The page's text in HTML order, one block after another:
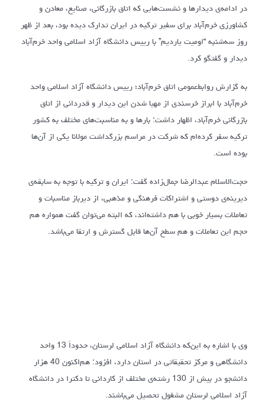
در ادامه‌ی دیدارها و نشست‌هایی که اتاق بازرگانی، صنایع، معادن و
کشاورزی خرم‌آباد برای سفیر ترکیه در ایران تدارک دیده بود، بعد از ظهر
روز سه‌شنبه “اومیت یاردیم” با رییس دانشگاه آزاد اسلامی واحد خرم‌آباد
دیدار و گفتگو کرد.
به گزارش روابط‌عمومی اتاق خرم‌آباد؛ رییس دانشگاه آزاد اسلامی واحد
خرم‌آباد با ابراز خرسندی از مهیا شدن این دیدار و قدردانی از اتاق
بازرگانی خرم‌آباد، اظهار داشت: بارها و به مناسبت‌های مختلف به کشور
ترکیه سفر کرده‌ام که شرکت در مراسم بزرگداشت مولانا یکی از آن‌ها
بوده است.
حجت‌الاسلام عبدالرضا جمال‌زاده گفت: ایران و ترکیه با توجه به سابقه‌ی
دیرینه‌ی دوستی و اشتراکات فرهنگی و مذهبی، از دیرباز مناسبات و
تعاملات بسیار خوبی با هم داشته‌اند، که البته می‌توان گفت همواره هم
حجم این تعاملات و هم سطح آن‌ها قابل گسترش و ارتقا می‌باشد.
وی با اشاره به این‌که دانشگاه آزاد اسلامی لرستان، حدوداً 13 واحد
دانشگاهی و مرکز تحقیقاتی در استان دارد، افزود: هم‌اکنون 40 هزار
دانشجو در بیش از 130 رشته‌ی مختلف از کاردانی تا دکترا در دانشگاه
آزاد اسلامی لرستان مشغول تحصیل می‌باشند.